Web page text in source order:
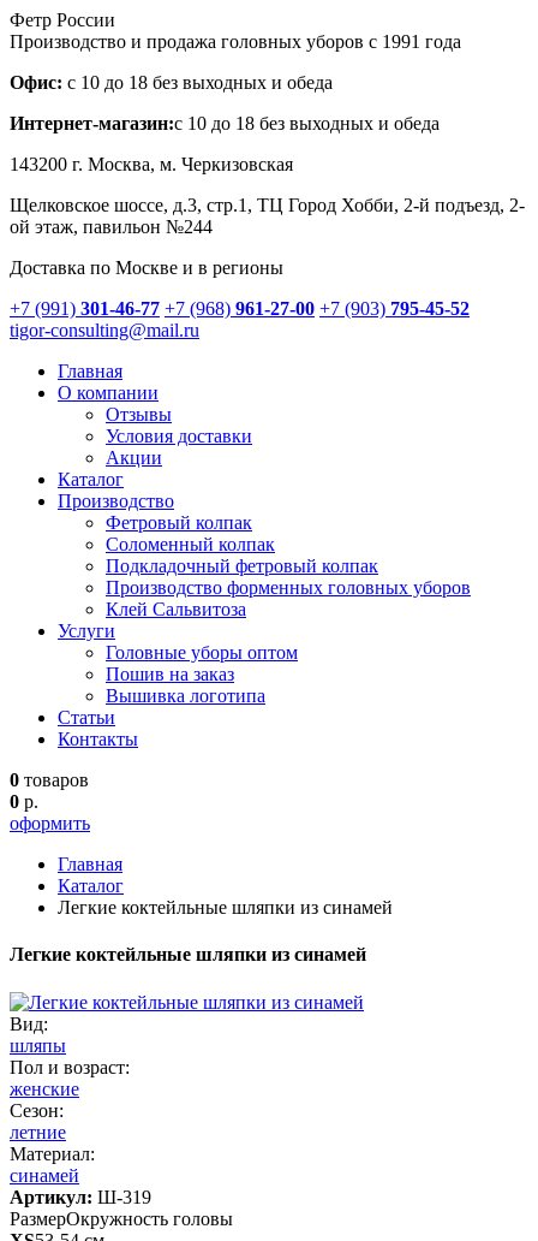
Фетр России
Производство и продажа головных уборов с 1991 года
Офис: с 10 до 18 без выходных и обеда
Интернет-магазин:с 10 до 18 без выходных и обеда
143200 г. Москва, м. Черкизовская
Щелковское шоссе, д.3, стр.1 , ТЦ Город Хобби, 2-й подъезд, 2-
ой этаж, павильон №244
Доставка по Москве и в регионы
+7 (991) 301-46-77 +7 (968) 961-27-00 +7 (903) 795-45-52
tigor-consulting@mail.ru
Главная
О компании
Отзывы
Условия доставки
Акции
Каталог
Производство
Фетровый колпак
Соломенный колпак
Подкладочный фетровый колпак
Производство форменных головных уборов
Клей Сальвитоза
Услуги
Головные уборы оптом
Пошив на заказ
Вышивка логотипа
Статьи
Контакты
0 товаров
0 р.
оформить
Главная
Каталог
Легкие коктейльные шляпки из синамей
Легкие коктейльные шляпки из синамей
Вид:
шляпы
Пол и возраст:
женские
Сезон:
летние
Материал:
синамей
Артикул: Ш-319
РазмерОкружность головы